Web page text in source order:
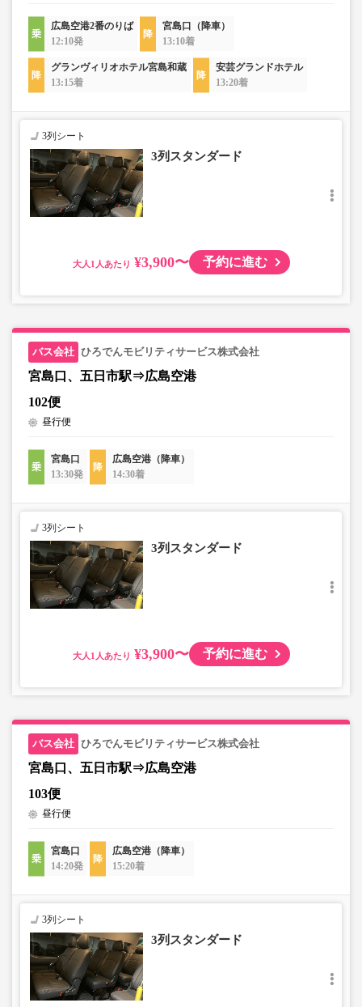
広島空港2番のりば
12:10発
宮島口（降車）
13:10着
グランヴィリオホテル宮島和蔵
13:15着
安芸グランドホテル
13:20着
3列シート
3列スタンダード
大人 ¥3,900〜 予約に進む
ひろでんモビリティサービス株式会社
宮島口、五日市駅⇒広島空港
102便
昼行便
宮島口
13:30発
広島空港（降車）
14:30着
3列シート
3列スタンダード
大人 ¥3,900〜 予約に進む
ひろでんモビリティサービス株式会社
宮島口、五日市駅⇒広島空港
103便
昼行便
宮島口
14:20発
広島空港（降車）
15:20着
3列シート
3列スタンダード